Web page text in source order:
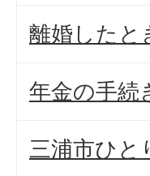
離婚したと
年金の手続
三浦市ひと